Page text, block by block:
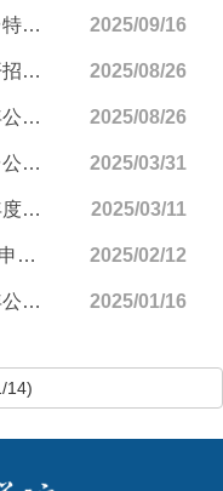
事 2025/09/16
事 2025/08/26
事 2025/08/26
事 2025/03/31
通知 2025/03/11
2025/02/12
期） 2025/01/16
14)